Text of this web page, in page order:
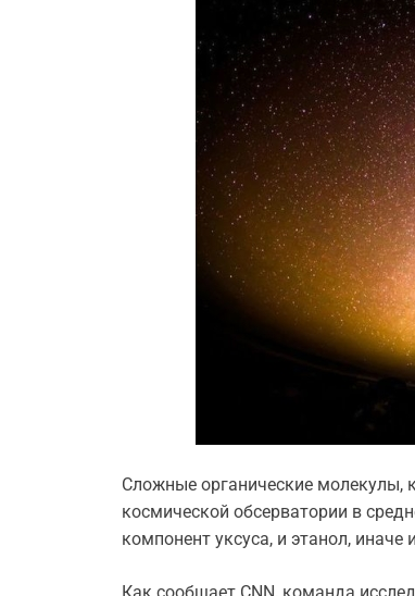
Сложные органические
космической обсерватории в
компонент уксуса, и этанол, иначе